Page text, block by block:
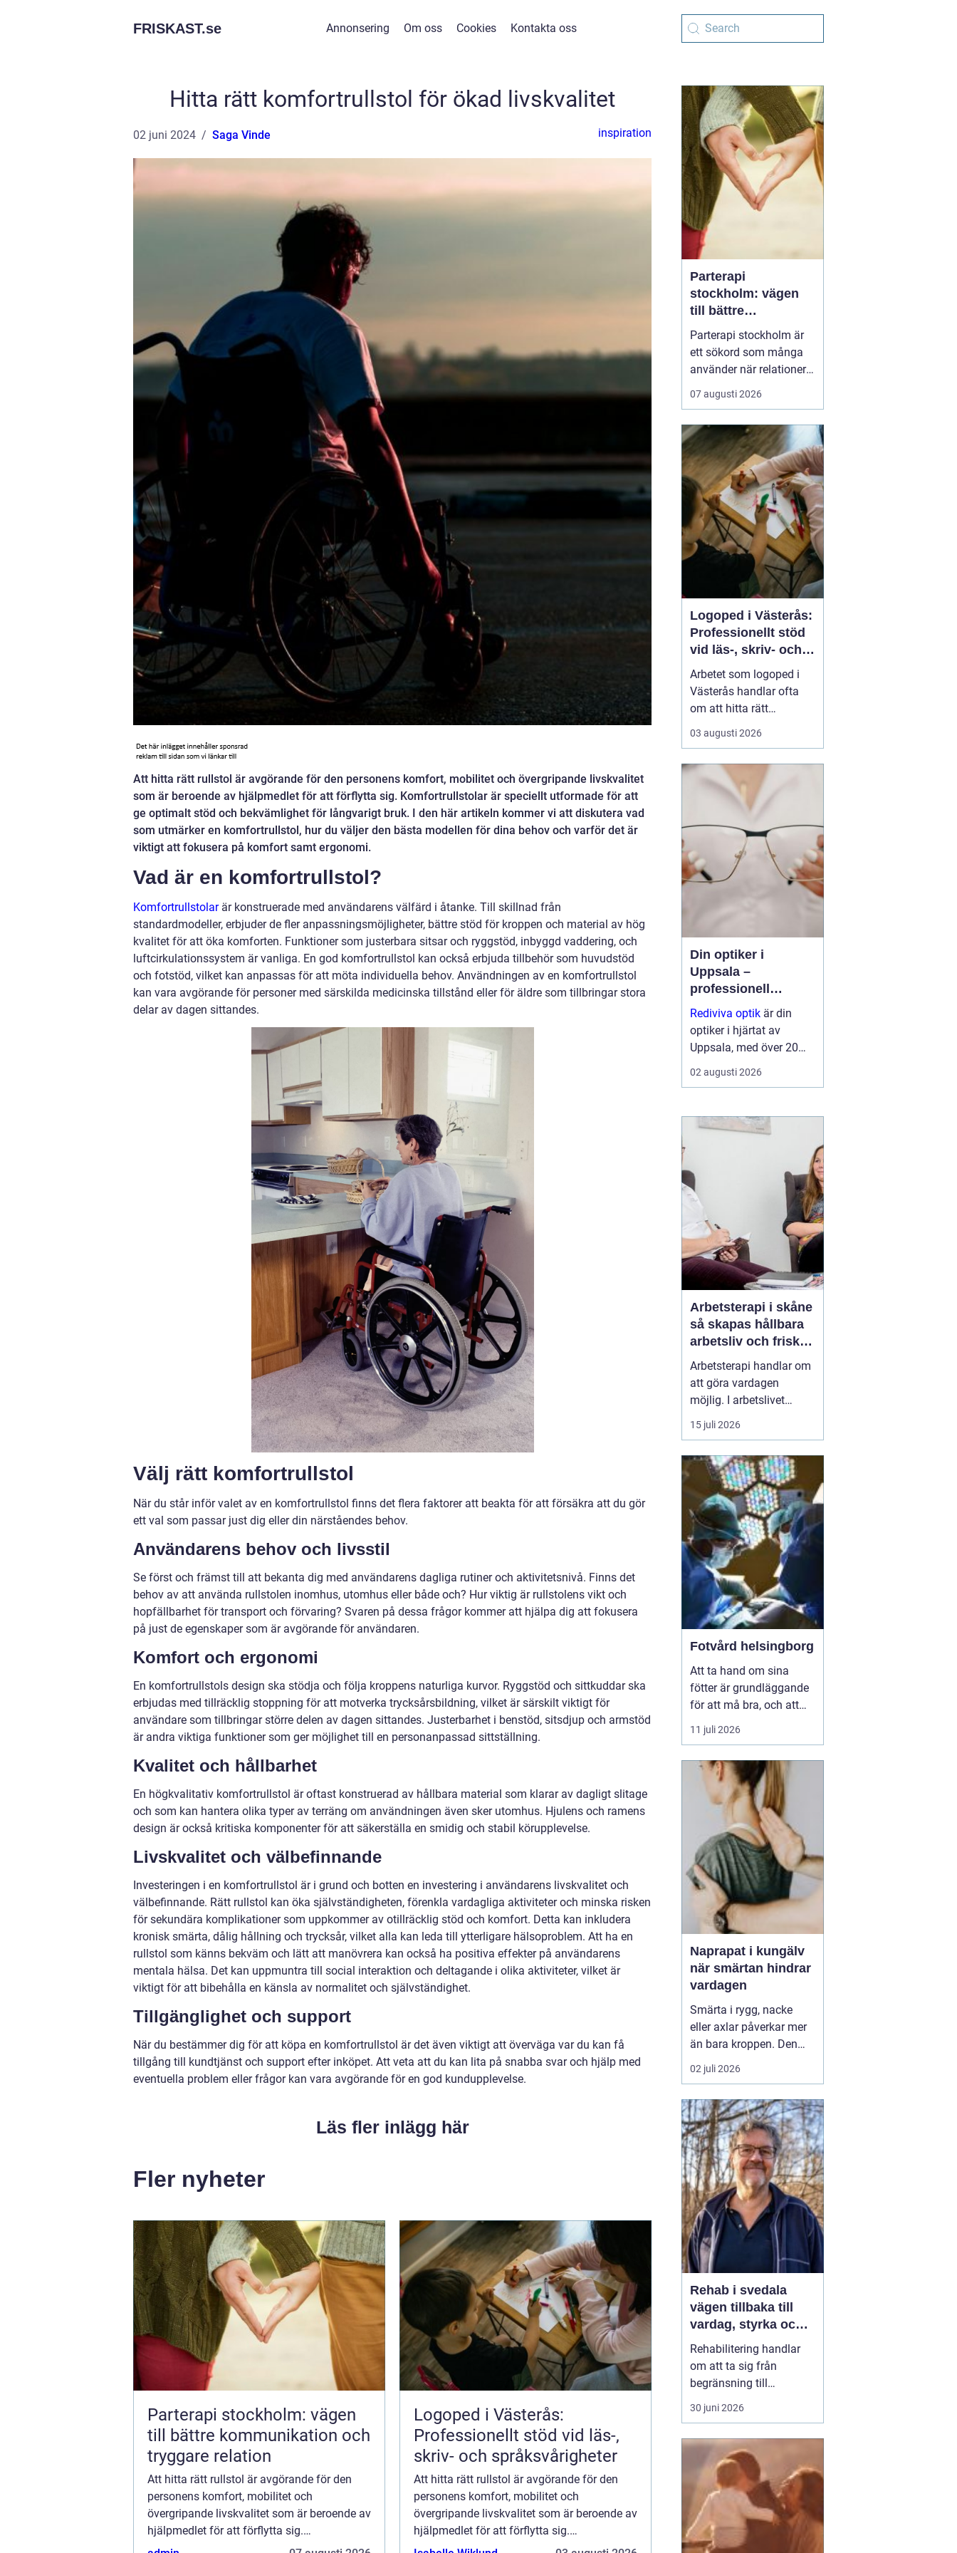
FRISKAST.se Annonsering Om oss Cookies Kontakta oss
Hitta rätt komfortrullstol för ökad livskvalitet
02 juni 2024 Saga Vinde inspiration
Att hitta rätt rullstol är avgörande för den personens komfort, mobilitet och övergripande livskvalitet
som är beroende av hjälpmedlet för att förflytta sig. Komfortrullstolar är speciellt utformade för att
ge optimalt stöd och bekvämlighet för långvarigt bruk. I den här artikeln kommer vi att diskutera vad
som utmärker en komfortrullstol, hur du väljer den bästa modellen för dina behov och varför det är
viktigt att fokusera på komfort samt ergonomi.
Vad är en komfortrullstol?
Komfortrullstolarär konstruerade med användarens välfärd i åtanke. Till skillnad från
standardmodeller, erbjuder de fler anpassningsmöjligheter, bättre stöd för kroppen och material av hög
kvalitet för att öka komforten. Funktioner som justerbara sitsar och ryggstöd, inbyggd vaddering, och
luftcirkulationssystem är vanliga. En god komfortrullstol kan också erbjuda tillbehör som huvudstöd
och fotstöd, vilket kan anpassas för att möta individuella behov. Användningen av en komfortrullstol
kan vara avgörande för personer med särskilda medicinska tillstånd eller för äldre som tillbringar stora
delar av dagen sittandes.
Välj rätt komfortrullstol
När du står inför valet av en komfortrullstol finns det flera faktorer att beakta för att försäkra att du gör
ett val som passar just dig eller din närståendes behov.
Användarens behov och livsstil
Se först och främst till att bekanta dig med användarens dagliga rutiner och aktivitetsnivå. Finns det
behov av att använda rullstolen inomhus, utomhus eller både och? Hur viktig är rullstolens vikt och
hopfällbarhet för transport och förvaring? Svaren på dessa frågor kommer att hjälpa dig att fokusera
på just de egenskaper som är avgörande för användaren.
Komfort och ergonomi
En komfortrullstols design ska stödja och följa kroppens naturliga kurvor. Ryggstöd och sittkuddar ska
erbjudas med tillräcklig stoppning för att motverka trycksårsbildning, vilket är särskilt viktigt för
användare som tillbringar större delen av dagen sittandes. Justerbarhet i benstöd, sitsdjup och armstöd
är andra viktiga funktioner som ger möjlighet till en personanpassad sittställning.
Kvalitet och hållbarhet
En högkvalitativ komfortrullstol är oftast konstruerad av hållbara material som klarar av dagligt slitage
och som kan hantera olika typer av terräng om användningen även sker utomhus. Hjulens och ramens
design är också kritiska komponenter för att säkerställa en smidig och stabil körupplevelse.
Livskvalitet och välbefinnande
Investeringen i en komfortrullstol är i grund och botten en investering i användarens livskvalitet och
välbefinnande. Rätt rullstol kan öka självständigheten, förenkla vardagliga aktiviteter och minska risken
för sekundära komplikationer som uppkommer av otillräcklig stöd och komfort. Detta kan inkludera
kronisk smärta, dålig hållning och trycksår, vilket alla kan leda till ytterligare hälsoproblem. Att ha en
rullstol som känns bekväm och lätt att manövrera kan också ha positiva effekter på användarens
mentala hälsa. Det kan uppmuntra till social interaktion och deltagande i olika aktiviteter, vilket är
viktigt för att bibehålla en känsla av normalitet och självständighet.
Tillgänglighet och support
När du bestämmer dig för att köpa en komfortrullstol är det även viktigt att överväga var du kan få
tillgång till kundtjänst och support efter inköpet. Att veta att du kan lita på snabba svar och hjälp med
eventuella problem eller frågor kan vara avgörande för en god kundupplevelse.
Läs fler inlägg här
Fler nyheter
Parterapi stockholm: vägen
till bättre kommunikation och
tryggare relation
Att hitta rätt rullstol är avgörande för den
personens komfort, mobilitet och
övergripande livskvalitet som är beroende av
hjälpmedlet för att förflytta sig.
Komfortrullstolar är speciellt utformade f...
Logoped i Västerås:
Professionellt stöd vid läs-,
skriv- och språksvårigheter
Att hitta rätt rullstol är avgörande för den
personens komfort, mobilitet och
övergripande livskvalitet som är beroende av
hjälpmedlet för att förflytta sig.
Komfortrullstolar är speciellt utformade f...
Parterapi
stockholm: vägen
till bättre
kommunikation och
tryggare relation
Parterapi stockholm är
ett sökord som många
använder när relationer
börjar kännas sköra,
konflikterna ökar eller
försvunnit. Par i
stockholm söker ofta en
trygg och professionell
plats där de kan tala
öppet, förstå sina
reaktioner bä...
07 augusti 2026
Logoped i Västerås:
Professionellt stöd
vid läs-, skriv- och
språksvårigheter
Arbetet som logoped i
Västerås handlar ofta
om att hitta rätt
kompetens för utredning,
behandling och
svårigheter med språk,
tal, läsning, skrivning
eller matematik. Många
vänder si...
03 augusti 2026
Din optiker i
Uppsala –
professionell
synvård nära dig
Rediviva optik är din
optiker i hjärtat av
Uppsala, med över 20
års erfarenhet av att
hjälpa invånarna i
och erbjuder ett brett
utbud av bågar och
02 augusti 2026
Arbetsterapi i skåne
så skapas hållbara
arbetsliv och friska
medarbetare
Arbetsterapi handlar om
att göra vardagen
möjlig. I arbetslivet
betyder det att skapa
förutsättningar för
arbeta, må bra och orka
över tid. I Skåne växer
behovet av strukturerad
rehabilitering, smarta
arbetsplatsanalyser och
hållb...
15 juli 2026
Fotvård helsingborg
Att ta hand om sina
fötter är grundläggande
för att må bra, och att
unna sig professionell
fotvård kan vara en
invånarna i Helsingborg
finns möjligheten att
njuta av fotvård som
kombinerar både
behandling och
avkoppling, vilket s...
11 juli 2026
Naprapat i kungälv
när smärtan hindrar
vardagen
Smärta i rygg, nacke
eller axlar påverkar mer
än bara kroppen. Den
kan störa sömnen, göra
det svårt att koncentrera
energin från allt som
annars brukar kännas
roligt. Många vänjer sig
successivt vid värken
och tänker att den går ...
02 juli 2026
Rehab i svedala
vägen tillbaka till
vardag, styrka och
balans
Rehabilitering handlar
om att ta sig från
begränsning till
möjligheter. Efter en
skada, sjukdom eller
kroppen kännas
främmande och
vardagen tung. Med rätt
stöd inom rehab Svedala
k...
30 juni 2026